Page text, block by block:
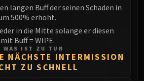
langen Buff der seinen Schaden in
500% erhöht.
in die Mitte solange er diesen
Buff = WIPE.
WAS IST ZU TUN
NÄCHSTE INTERMISSION
ZU SCHNELL